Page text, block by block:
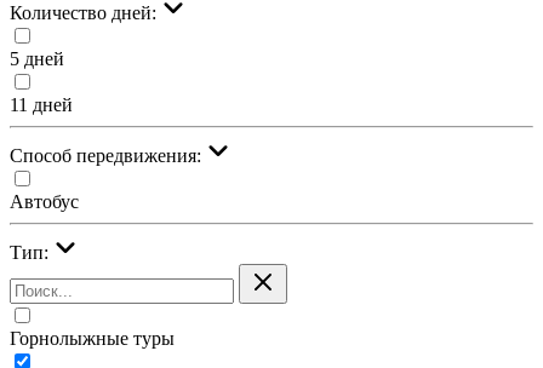
Количество дней:
5 дней
11 дней
Cпособ передвижения:
Автобус
Тип:
Горнолыжные туры